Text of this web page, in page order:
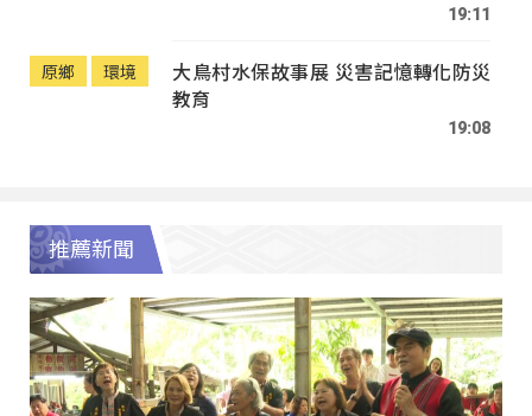
19:11
原鄉 環境
大鳥村水保故事展 災害記憶轉化防災
教育
19:08
推薦新聞